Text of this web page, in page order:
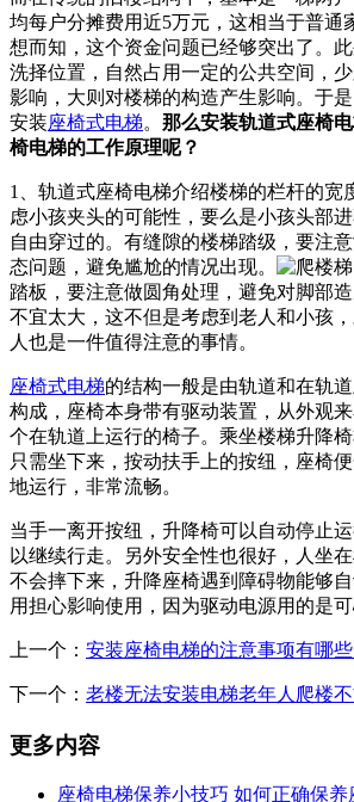
均每户分摊费用近5万元，这相当于普通
想而知，这个资金问题已经够突出了。
洗择位置，自然占用一定的公共空间，
影响，大则对楼梯的构造产生影响。于
安装座椅式电梯。 那么安装轨道式座椅
椅电梯的工作原理呢？
1、轨道式座椅电梯介绍楼梯的栏杆的宽
虑小孩夹头的可能性，要么是小孩头部
自由穿过的。有缝隙的楼梯踏级，要注
态问题，避免尴尬的情况出现。
踏板，要注意做圆角处理，避免对脚部
不宜太大，这不但是考虑到老人和小孩
人也是一件值得注意的事情。
座椅式电梯的结构一般是由轨道和在轨
构成，座椅本身带有驱动装置，从外观
个在轨道上运行的椅子。乘坐楼梯升降椅
只需坐下来，按动扶手上的按纽，座椅
地运行，非常流畅。
当手一离开按纽，升降椅可以自动停止
以继续行走。另外安全性也很好，人坐
不会摔下来，升降座椅遇到障碍物能够
用担心影响使用，因为驱动电源用的是可
上一个： 安装座椅电梯的注意事项有哪些
下一个： 老楼无法安装电梯老年人爬楼
更多内容
座椅电梯保养小技巧 如何正确保养